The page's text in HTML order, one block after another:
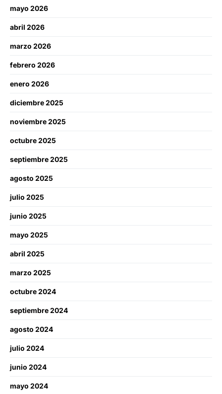
mayo 2026
abril 2026
marzo 2026
febrero 2026
enero 2026
diciembre 2025
noviembre 2025
octubre 2025
septiembre 2025
agosto 2025
julio 2025
junio 2025
mayo 2025
abril 2025
marzo 2025
octubre 2024
septiembre 2024
agosto 2024
julio 2024
junio 2024
mayo 2024